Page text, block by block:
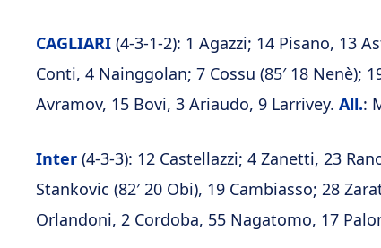
CAGLIARI (4-3-1-2): 1 Agazzi; 14 Pisano, 13
Conti, 4 Nainggolan; 7 Cossu (85′ 18 Nenè);
Avramov, 15 Bovi, 3 Ariaudo, 9 Larrivey. All.:
Inter (4-3-3): 12 Castellazzi; 4 Zanetti, 23
Stankovic (82′ 20 Obi), 19 Cambiasso; 28
Orlandoni, 2 Cordoba, 55 Nagatomo, 17